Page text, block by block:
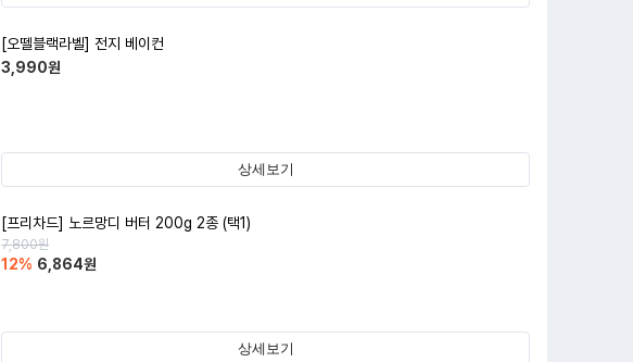
[오뗄블랙라벨] 전지 베이컨
3,990원
상세보기
[프리차드] 노르망디 버터 200g 2종 (택1)
7,800원
12% 6,864원
상세보기